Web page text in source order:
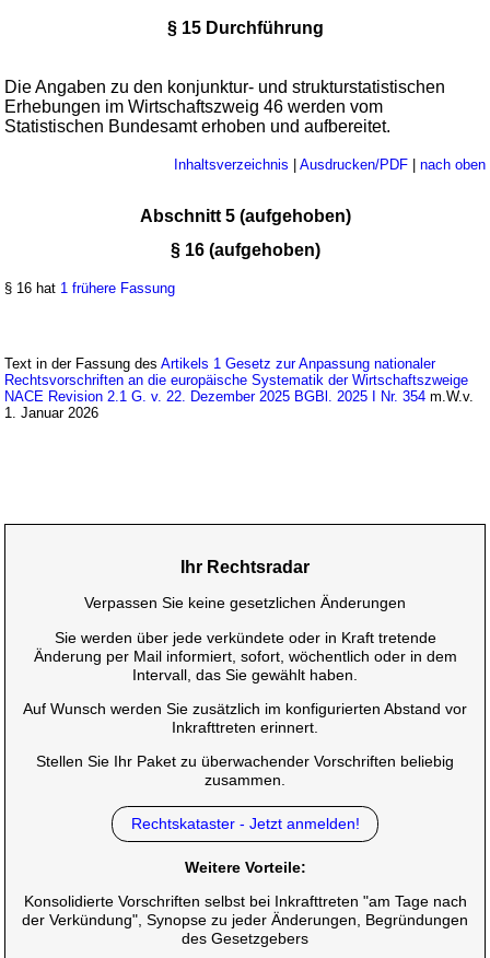
§ 15 Durchführung
Die Angaben zu den konjunktur- und strukturstatistischen
Erhebungen im Wirtschaftszweig 46 werden vom
Statistischen Bundesamt erhoben und aufbereitet.
Inhaltsverzeichnis | Ausdrucken/PDF| nach oben
Abschnitt 5 (aufgehoben)
§ 16 (aufgehoben)
§ 16 hat 1 frühere Fassung
Text in der Fassung desArtikels 1 Gesetz zur Anpassung nationaler
Rechtsvorschriften an die europäische Systematik der Wirtschaftszweige
NACE Revision 2.1 G. v. 22. Dezember 2025 BGBl. 2025 I Nr. 354 m.W.v.
1. Januar 2026
Ihr Rechtsradar
Verpassen Sie keine gesetzlichen Änderungen
Sie werden über jede verkündete oder in Kraft tretende
Änderung per Mail informiert, sofort, wöchentlich oder in dem
Intervall, das Sie gewählt haben.
Auf Wunsch werden Sie zusätzlich im konfigurierten Abstand vor
Inkrafttreten erinnert.
Stellen Sie Ihr Paket zu überwachender Vorschriften beliebig
zusammen.
Rechtskataster - Jetzt anmelden!
Weitere Vorteile:
Konsolidierte Vorschriften selbst bei Inkrafttreten "am Tage nach
der Verkündung", Synopse zu jeder Änderungen, Begründungen
des Gesetzgebers